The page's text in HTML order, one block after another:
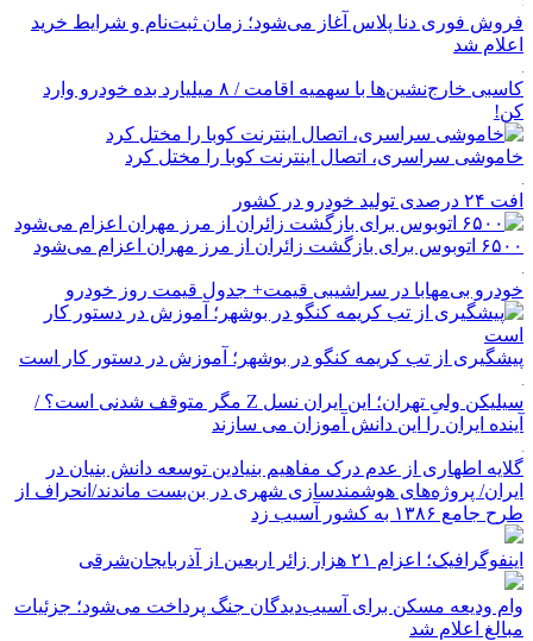
فروش فوری دنا پلاس آغاز می‌شود؛ زمان ثبت‌نام و شرایط خرید
اعلام شد
کاسبی خارج‌نشین‌ها با سهمیه اقامت / ۸ میلیارد بده خودرو وارد
کن!
خاموشی سراسری، اتصال اینترنت کوبا را مختل کرد
افت ۲۴ درصدی تولید خودرو در کشور
۶۵۰۰ اتوبوس برای بازگشت زائران از مرز مهران اعزام می‌شود
خودرو بی‌مهابا در سراشیبی قیمت+ جدول قیمت روز خودرو
پیشگیری از تب کریمه کنگو در بوشهر؛ آموزش در دستور کار است
سیلیکن ولیِ تهران؛ این ایران نسل Z مگر متوقف شدنی است؟ /
آینده ایران را این دانش آموزان می سازند
گلایه اطهاری از عدم درک مفاهیم بنیادین توسعه دانش بنیان در
ایران/ پروژه‌های هوشمندسازی شهری در بن‌بست ماندند/انحراف از
طرح جامع ۱۳۸۶ به کشور آسیب زد
اینفوگرافیک؛ اعزام ۲۱ هزار زائر اربعین از آذربایجان‌شرقی
وام ودیعه مسکن برای آسیب‌دیدگان جنگ پرداخت می‌شود؛ جزئیات
مبالغ اعلام شد